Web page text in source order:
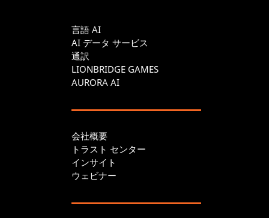
言語 AI
AI データ サービス
通訳
LIONBRIDGE GAMES
AURORA AI
会社概要
トラスト センター
インサイト
ウェビナー